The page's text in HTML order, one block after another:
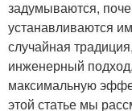
задумываются,
устанавливаются
случайная
инженерный
максимальную
этой статье мы